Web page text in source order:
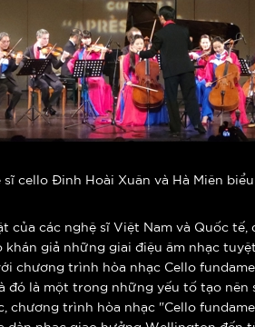
sĩ cello Đinh Hoài Xuân và Hà Miên
của các nghệ sĩ Việt Nam và Quốc
giả những giai điệu âm nhạc
chương trình hòa nhạc Cello
đó là một trong những yếu tố tạo
chương trình hòa nhạc "Cello